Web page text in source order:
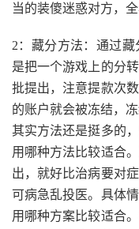
当的装傻迷惑对方，
2：藏分方法：通过
是把一个游戏上的分
批提出，注意提款次
的账户就会被冻结，
其实方法还是挺多的
用哪种方法比较适合
出，就好比治病要对
可病急乱投医。具体
用哪种方案比较适合